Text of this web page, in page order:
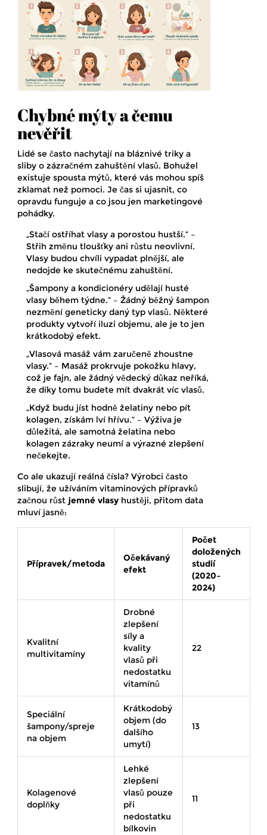
Chybné mýty a čemu
nevěřit
Lidé se často nachytají na bláznivé triky a
sliby o zázračném zahuštění vlasů. Bohužel
existuje spousta mýtů, které vás mohou spíš
zklamat než pomoci. Je čas si ujasnit, co
opravdu funguje a co jsou jen marketingové
pohádky.
„Stačí ostříhat vlasy a porostou hustší.“ –
Střih změnu tloušťky ani růstu neovlivní.
Vlasy budou chvíli vypadat plnější, ale
nedojde ke skutečnému zahuštění.
„Šampony a kondicionéry udělají husté
vlasy během týdne.“ – Žádný běžný šampon
nezmění geneticky daný typ vlasů. Některé
produkty vytvoří iluzi objemu, ale je to jen
krátkodobý efekt.
„Vlasová masáž vám zaručeně zhoustne
vlasy.“ – Masáž prokrvuje pokožku hlavy,
což je fajn, ale žádný vědecký důkaz neříká,
že díky tomu budete mít dvakrát víc vlasů.
„Když budu jíst hodně želatiny nebo pít
kolagen, získám lví hřívu.“ – Výživa je
důležitá, ale samotná želatina nebo
kolagen zázraky neumí a výrazné zlepšení
nečekejte.
Co ale ukazují reálná čísla? Výrobci často
slibují, že užíváním vitaminových přípravků
začnou růst jemné vlasy hustěji, přitom data
mluví jasně:
Přípravek/metoda
Očekávaný
efekt
Počet
doložených
studií
(2020–
2024)
Kvalitní
multivitamíny
Drobné
zlepšení
síly a
kvality
vlasů při
nedostatku
vitamínů
22
Speciální
šampony/spreje
na objem
Krátkodobý
objem (do
dalšího
umytí)
13
Kolagenové
doplňky
Lehké
zlepšení
vlasů pouze
při
nedostatku
bílkovin
11